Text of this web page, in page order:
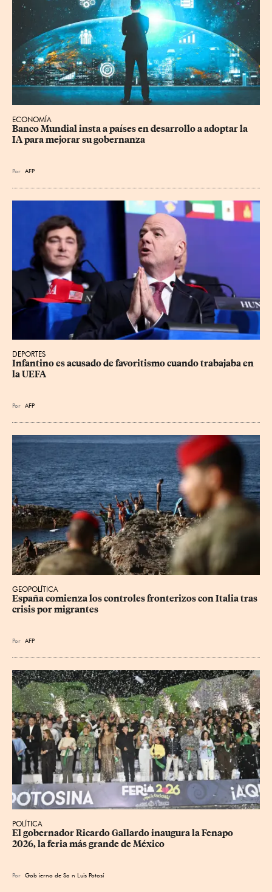
ECONOMÍA
Banco Mundial insta a países en desarrollo a adoptar la
IA para mejorar su gobernanza
Por AFP
DEPORTES
Infantino es acusado de favoritismo cuando trabajaba en
la UEFA
Por AFP
GEOPOLÍTICA
España comienza los controles fronterizos con Italia tras
crisis por migrantes
Por AFP
POLÍTICA
​El gobernador Ricardo Gallardo inaugura la Fenapo
2026, la feria más grande de México
Por Gob ierno de Sa n Luis Potosí